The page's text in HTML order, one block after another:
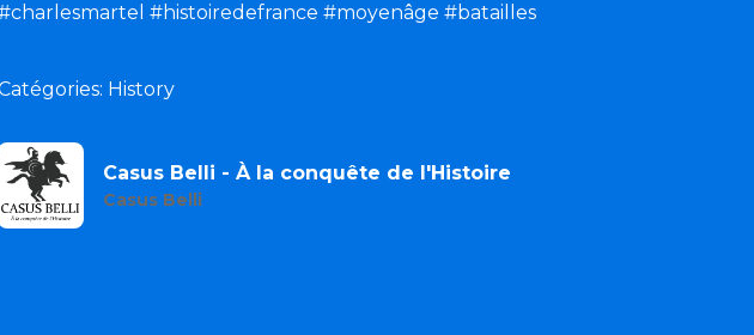
#histoiredefrance #moyenâge #batailles
History
Casus Belli - À la conquête de l'Histoire
Casus Belli